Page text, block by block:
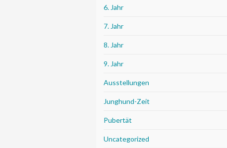
6. Jahr
7. Jahr
8. Jahr
9. Jahr
Ausstellungen
Junghund-Zeit
Pubertät
Uncategorized